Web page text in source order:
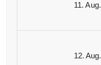
11. Aug.
12. Aug.